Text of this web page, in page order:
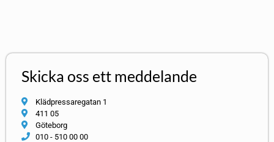
Skicka oss ett meddelande
Klädpressaregatan 1
411 05
Göteborg
010 - 510 00 00